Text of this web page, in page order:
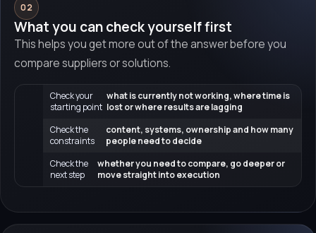
02
What you can check yourself first
This helps you get more out of the answer before you
compare suppliers or solutions.
Check your
starting point
what is currently not working, where time is
lost or where results are lagging
Check the
constraints
content, systems, ownership and how many
people need to decide
Check the
next step
whether you need to compare, go deeper or
move straight into execution